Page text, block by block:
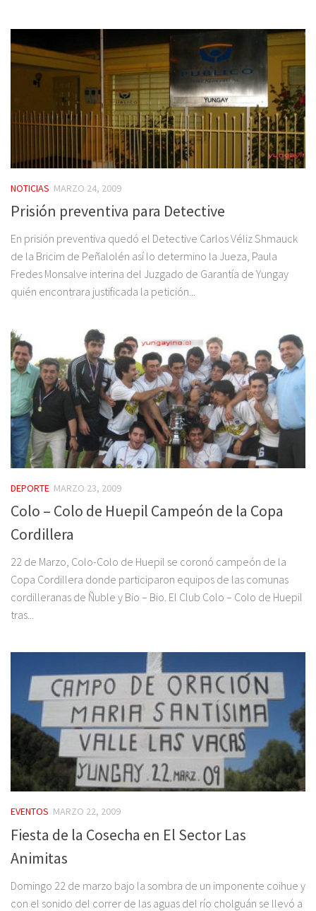
NOTICIAS MARZO 24, 2009
Prisión preventiva para Detective
En prisión preventiva quedó el Detective Carlos Véliz Shmauck
de la Bricim de Peñalolén así lo determino la Jueza, Paula
Fredes Monsalve interina del Juzgado de Garantía de Yungay
quién encontrara justificada la petición...
DEPORTE MARZO 23, 2009
Colo – Colo de Huepil Campeón de la Copa
Cordillera
22 de Marzo, Colo-Colo de Huepil se coronó campeón de la
Copa Cordillera donde participaron equipos de las comunas
cordilleranas de Ñuble y Bio – Bio. El Club Colo – Colo de Huepil
tras...
EVENTOS MARZO 22, 2009
Fiesta de la Cosecha en El Sector Las
Animitas
Domingo 22 de marzo bajo la sombra de un imponente coihue y
con el sonido del correr de las aguas del río cholguán se llevó a